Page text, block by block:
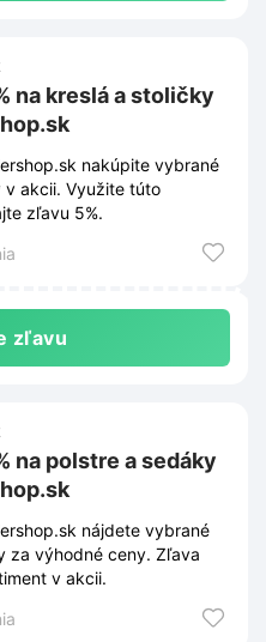
na kreslá a stoličky
nakúpite vybrané
v akcii. Využite túto
zľavu 5%.
zľavu
na polstre a sedáky
nájdete vybrané
za výhodné ceny. Zľava
v akcii.